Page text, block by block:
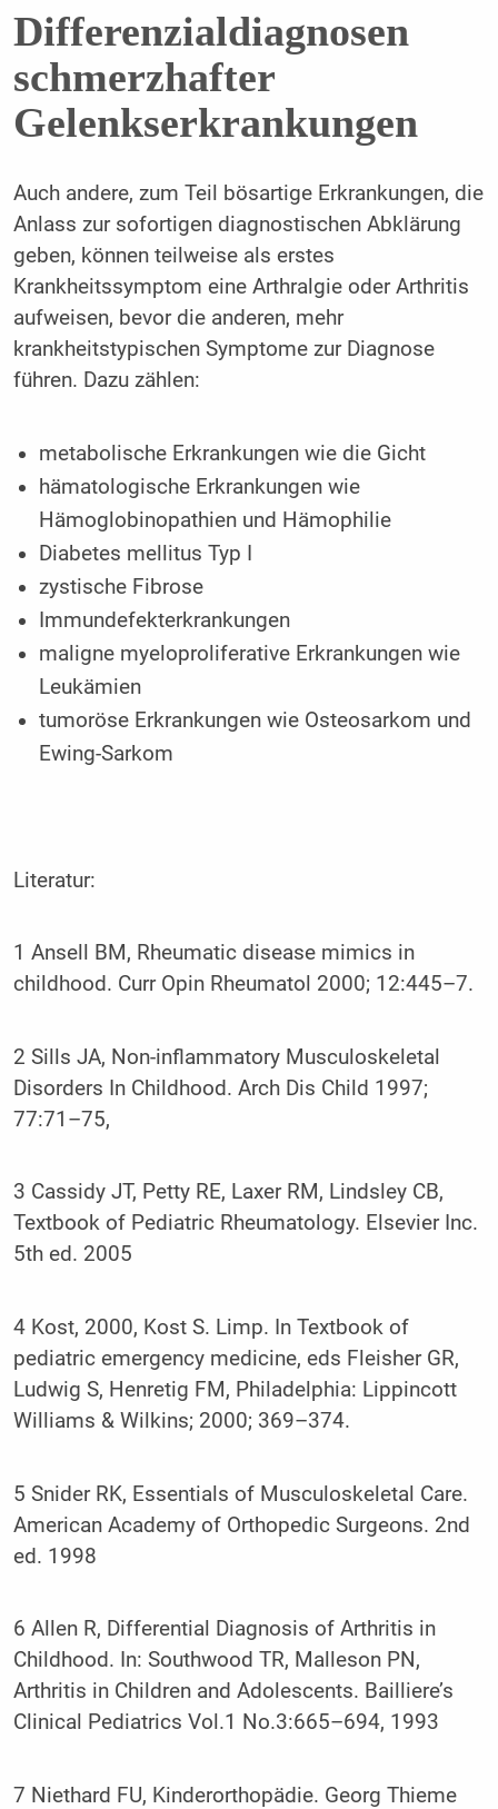
Differenzialdiagnosen
schmerzhafter
Gelenkserkrankungen
Auch andere, zum Teil bösartige Erkrankungen, die
Anlass zur sofortigen diagnostischen Abklärung
geben, können teilweise als erstes
Krankheitssymptom eine Arthralgie oder Arthritis
aufweisen, bevor die anderen, mehr
krankheitstypischen Symptome zur Diagnose
führen. Dazu zählen:
metabolische Erkrankungen wie die Gicht
hämatologische Erkrankungen wie
Hämoglobinopathien und Hämophilie
Diabetes mellitus Typ I
zystische Fibrose
Immundefekterkrankungen
maligne myeloproliferative Erkrankungen wie
Leukämien
tumoröse Erkrankungen wie Osteosarkom und
Ewing-Sarkom
Literatur:
1 Ansell BM, Rheumatic disease mimics in
childhood. Curr Opin Rheumatol 2000; 12:445–7.
2 Sills JA, Non-inflammatory Musculoskeletal
Disorders In Childhood. Arch Dis Child 1997;
77:71–75,
3 Cassidy JT, Petty RE, Laxer RM, Lindsley CB,
Textbook of Pediatric Rheumatology. Elsevier Inc.
5th ed. 2005
4 Kost, 2000, Kost S. Limp. In Textbook of
pediatric emergency medicine, eds Fleisher GR,
Ludwig S, Henretig FM, Philadelphia: Lippincott
Williams & Wilkins; 2000; 369–374.
5 Snider RK, Essentials of Musculoskeletal Care.
American Academy of Orthopedic Surgeons. 2nd
ed. 1998
6 Allen R, Differential Diagnosis of Arthritis in
Childhood. In: Southwood TR, Malleson PN,
Arthritis in Children and Adolescents. Bailliere’s
Clinical Pediatrics Vol.1 No.3:665–694, 1993
7 Niethard FU, Kinderorthopädie. Georg Thieme